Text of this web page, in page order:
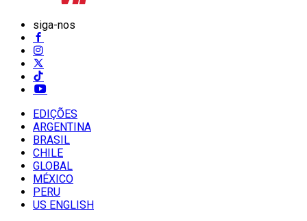
siga-nos
EDIÇÕES
ARGENTINA
BRASIL
CHILE
GLOBAL
MÉXICO
PERU
US ENGLISH